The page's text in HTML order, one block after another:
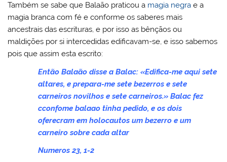
Também se sabe que Balaão praticou a magia negra e a
magia branca com fé e conforme os saberes mais
ancestrais das escrituras, e por isso as bênçãos ou
maldições por si intercedidas edificavam-se, e isso sabemos
pois que assim esta escrito:
Então Balaão disse a Balac: «Edifica-me aqui sete
altares, e prepara-me sete bezerros e sete
carneiros novilhos e sete carneiros.» Balac fez
cconfome balaao tinha pedido, e os dois
oferecram em holocautos um bezerro e um
carneiro sobre cada altar
Numeros 23, 1-2